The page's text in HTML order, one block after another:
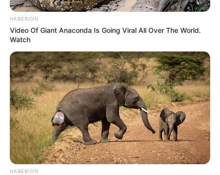
TEMAS DESTACADOS
CIERRES VIALES EN BUCARAMANGA
TRANSVERSAL DEL CARARE
FLORIDABLANCA
LLUVIAS EN SANTANDER
CIERRES VIALES EN SANTANDER
HABERION
Video Of Giant Anaconda Is Going Viral All Over The World.
Watch
HABERION